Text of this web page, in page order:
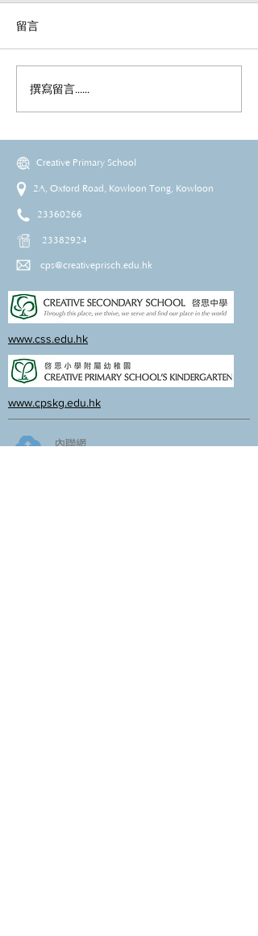
留言
撰寫留言......
Creative Primary School
2A, Oxford Road, Kowloon Tong, Kowloon
23360266
23382924
cps@creativeprisch.edu.hk
www.css.edu.hk
www.cpskg.edu.hk
內聯網